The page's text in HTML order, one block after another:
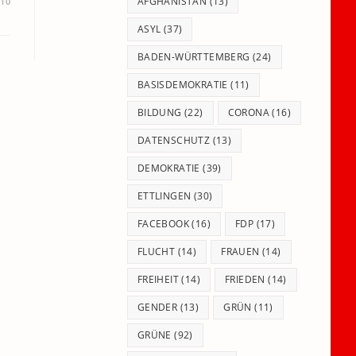
ASYL (37)
BADEN-WÜRTTEMBERG (24)
BASISDEMOKRATIE (11)
BILDUNG (22) CORONA(16)
DATENSCHUTZ (13)
DEMOKRATIE (39)
ETTLINGEN (30)
FACEBOOK(16) FDP (17)
FLUCHT (14) FRAUEN (14)
FREIHEIT(14) FRIEDEN (14)
GENDER (13) GRÜN (11)
GRÜNE (92)